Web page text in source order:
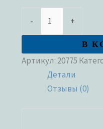
- +
В
Артикул: 20775
Детали
Отзывы (0)